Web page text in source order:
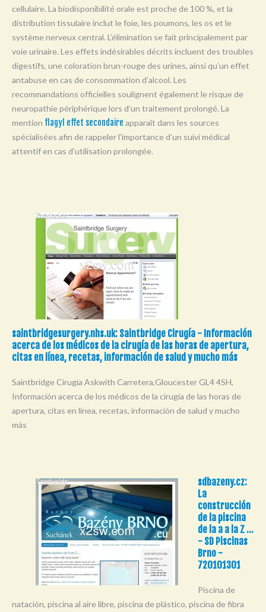
R
S
T
U
V
W
Y
cellulaire. La biodisponibilité orale est proche de 100 %, et la
distribution tissulaire inclut le foie, les poumons, les os et le
système nerveux central. L’élimination se fait principalement par
voie urinaire. Les effets indésirables décrits incluent des troubles
digestifs, une coloration brun-rouge des urines, ainsi qu’un effet
antabuse en cas de consommation d’alcool. Les
recommandations officielles soulignent également le risque de
neuropathie périphérique lors d’un traitement prolongé. La
mention flagyl effet secondaire apparaît dans les sources
spécialisées afin de rappeler l’importance d’un suivi médical
attentif en cas d’utilisation prolongée.
saintbridgesurgery.nhs.uk: Saintbridge Cirugía - Información
acerca de los médicos de la cirugía de las horas de apertura,
citas en línea, recetas, información de salud y mucho más
Saintbridge Cirugía Askwith Carretera,Gloucester GL4 4SH,
Información acerca de los médicos de la cirugía de las horas de
apertura, citas en línea, recetas, información de salud y mucho
más
sdbazeny.cz:
La
construcción
de la piscina
de la a a la Z ...
- SD Piscinas
Brno -
720101301
Piscina de
natación, piscina al aire libre, piscina de plástico, piscina de fibra